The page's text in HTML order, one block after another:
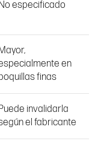
especificado
en
finas
invalidarla
el fabricante